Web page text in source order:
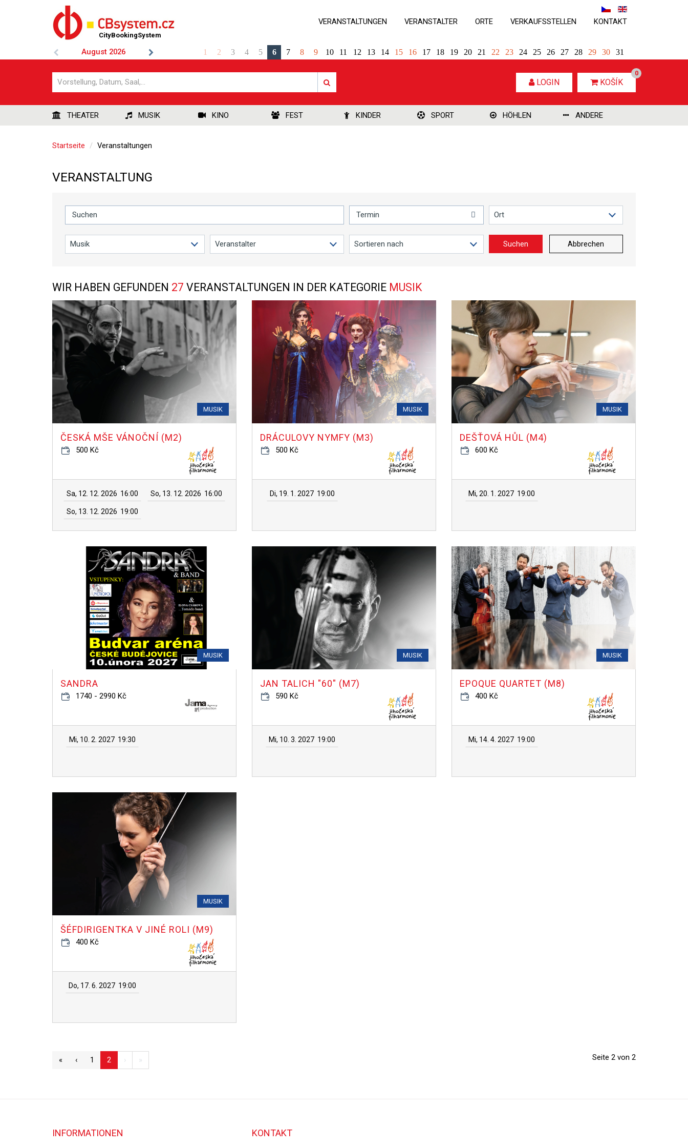
CityBookingSystem
VERANSTALTUNGEN VERANSTALTER ORTE VERKAUFSSTELLEN KONTAKT
LOGIN KOŠÍK
0
August 2026 1 2 3 4 5 6 7 8 9 10 11 12 13 14 15 16 17 18 19 20 21 22 23 24 25 26 27 28 29 30 31
THEATER MUSIK KINO FEST KINDER SPORT HÖHLEN ANDERE
Startseite Veranstaltungen
VERANSTALTUNG
Suchen Abbrechen
WIR HABEN GEFUNDEN 27 VERANSTALTUNGEN IN DER KATEGORIE MUSIK
MUSIK
ČESKÁ MŠE VÁNOČNÍ (M2)
500 Kč
Sa, 12. 12. 2026 16:00 So, 13. 12. 2026 16:00
So, 13. 12. 2026 19:00
MUSIK
DRÁCULOVY NYMFY (M3)
500 Kč
Di, 19. 1. 2027 19:00
MUSIK
DEŠŤOVÁ HŮL (M4)
600 Kč
Mi, 20. 1. 2027 19:00
MUSIK
SANDRA
1740 - 2990 Kč
Mi, 10. 2. 2027 19:30
MUSIK
JAN TALICH "60" (M7)
590 Kč
Mi, 10. 3. 2027 19:00
MUSIK
EPOQUE QUARTET (M8)
400 Kč
Mi, 14. 4. 2027 19:00
MUSIK
ŠÉFDIRIGENTKA V JINÉ ROLI (M9)
400 Kč
Do, 17. 6. 2027 19:00
« ‹ 1 2 › » Seite 2 von 2
INFORMATIONEN KONTAKT